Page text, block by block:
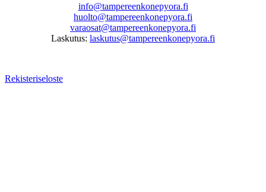
info@tampereenkonepyora.fi
huolto@tampereenkonepyora.fi
varaosat@tampereenkonepyora.fi
Laskutus: laskutus@tampereenkonepyora.fi
Rekisteriseloste